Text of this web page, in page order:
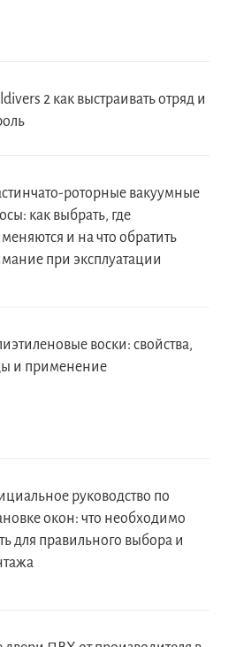
2 как выстраивать отряд и
роторные вакуумные
как выбрать, где
и на что обратить
при эксплуатации
воски: свойства,
и применение
руководство по
окон: что необходимо
для правильного выбора и